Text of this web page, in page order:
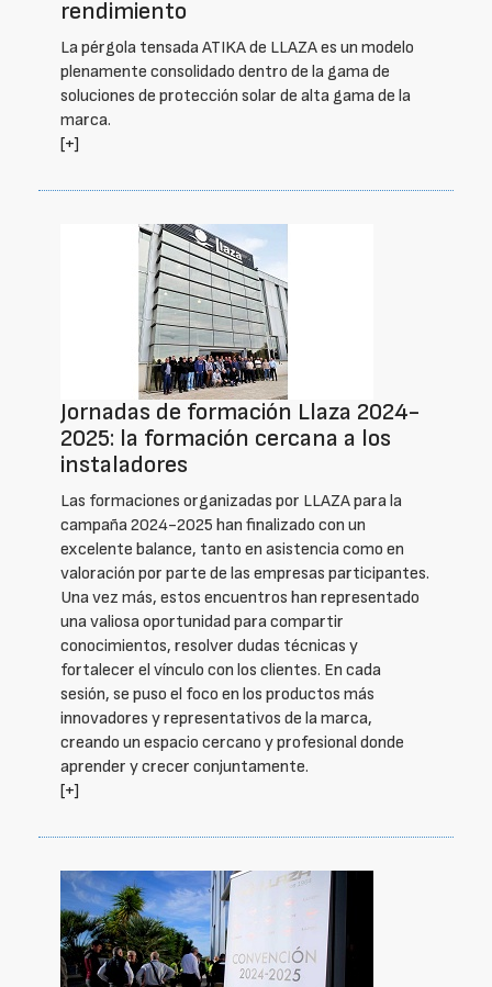
rendimiento
La pérgola tensada ATIKA de LLAZA es un modelo
plenamente consolidado dentro de la gama de
soluciones de protección solar de alta gama de la
marca.
[+]
Jornadas de formación Llaza 2024-
2025: la formación cercana a los
instaladores
Las formaciones organizadas por LLAZA para la
campaña 2024-2025 han finalizado con un
excelente balance, tanto en asistencia como en
valoración por parte de las empresas participantes.
Una vez más, estos encuentros han representado
una valiosa oportunidad para compartir
conocimientos, resolver dudas técnicas y
fortalecer el vínculo con los clientes. En cada
sesión, se puso el foco en los productos más
innovadores y representativos de la marca,
creando un espacio cercano y profesional donde
aprender y crecer conjuntamente.
[+]